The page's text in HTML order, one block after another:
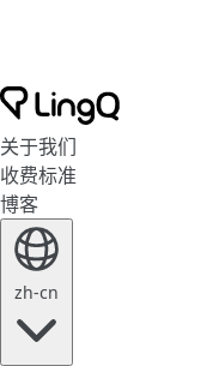
关于我们
收费标准
博客
zh-cn